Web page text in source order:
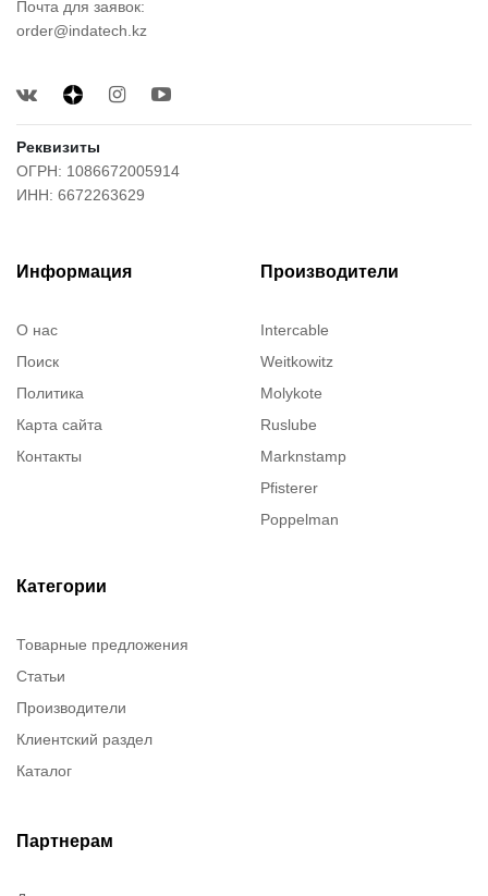
Почта для заявок:
order@indatech.kz
Реквизиты
ОГРН: 1086672005914
ИНН: 6672263629
Информация
О нас
Поиск
Политика
Карта сайта
Контакты
Производители
Intercable
Weitkowitz
Molykote
Ruslube
Marknstamp
Pfisterer
Poppelman
Категории
Товарные предложения
Статьи
Производители
Клиентский раздел
Каталог
Партнерам